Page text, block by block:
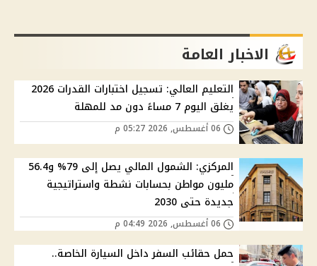
الاخبار العامة
التعليم العالي: تسجيل اختبارات القدرات 2026
يغلق اليوم 7 مساءً دون مد للمهلة
المركزي: الشمول المالي يصل إلى 79% و56.4
مليون مواطن بحسابات نشطة واستراتيجية
جديدة حتى 2030
حمل حقائب السفر داخل السيارة الخاصة..